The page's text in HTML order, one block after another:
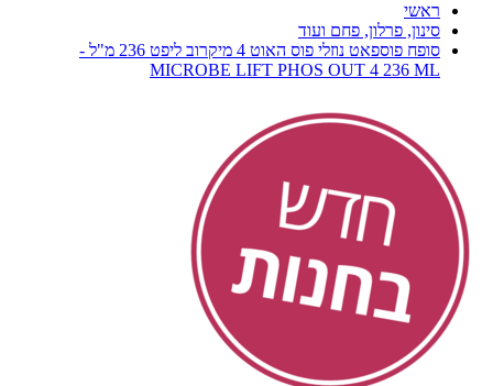
ראשי
סינון, פרלון, פחם ועוד
סופח פוספאט נוזלי פוס האוט 4 מיקרוב ליפט 236 מ"ל -
MICROBE LIFT PHOS OUT 4 236 ML